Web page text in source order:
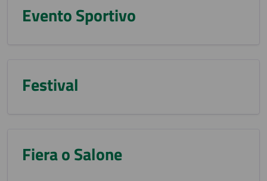
Evento Sportivo
Festival
Fiera o Salone